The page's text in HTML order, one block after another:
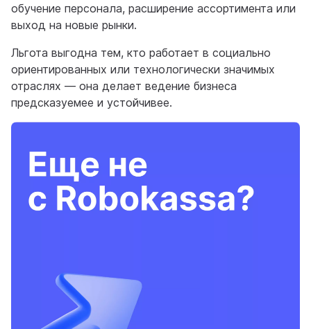
обучение персонала, расширение ассортимента или
выход на новые рынки.
Льгота выгодна тем, кто работает в социально
ориентированных или технологически значимых
отраслях — она делает ведение бизнеса
предсказуемее и устойчивее.